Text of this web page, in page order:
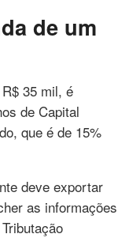
de um
35 mil, é
de Capital
que é de 15%
deve exportar
as informações